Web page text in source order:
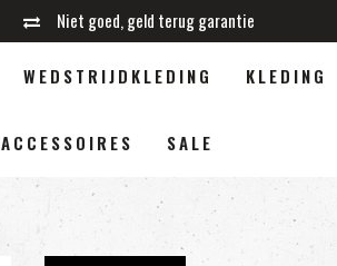
Niet goed, geld terug garantie
WEDSTRIJDKLEDING KLEDING
ACCESSOIRES SALE